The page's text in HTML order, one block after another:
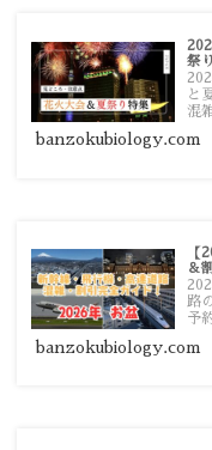
祭
と
混
banzokubiology.com
【
＆
路
予
い
banzokubiology.com